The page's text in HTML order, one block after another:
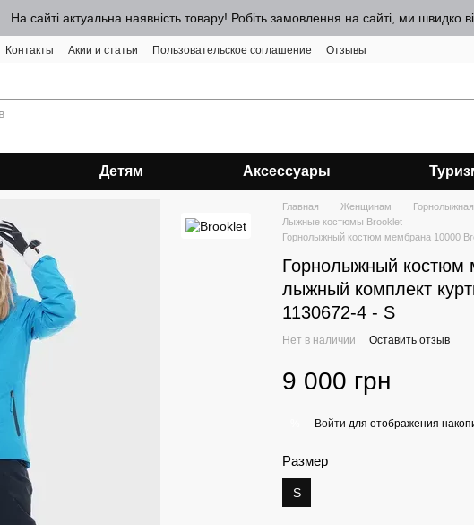
На сайті актуальна наявність товару! Робіть замовлення на сайті, ми швидко
Контакты Акии и статьи Пользовательское соглашение Отзывы
Детям Аксессуары
Главная Женщинам
Лыжные костюмы Brooklet
Горнолыжный костюм мембрана 10000
Горнолыжный костюм
лыжный комплект
1130672-4 - S
Нет в наличии Оставить отзыв
9 000 грн
Войти для отображения
Размер
S